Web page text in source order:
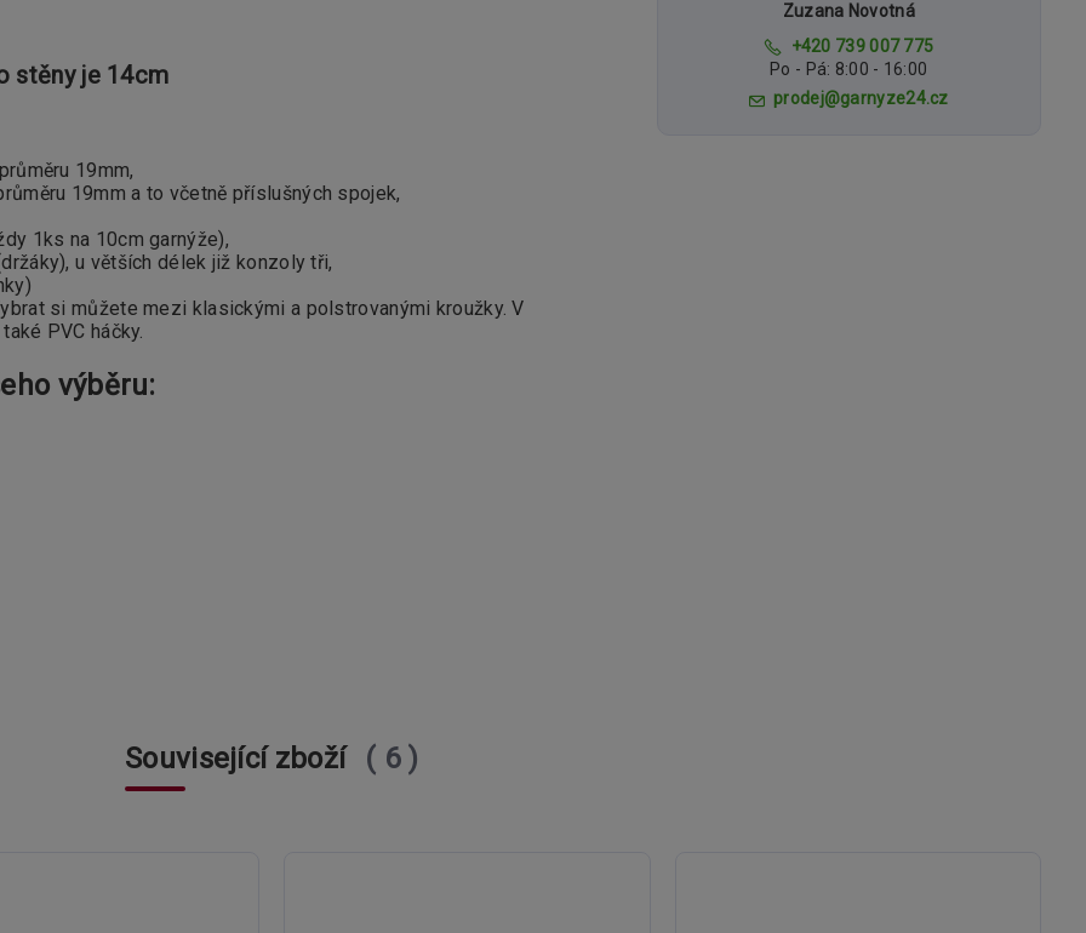
stěny je 14cm
19mm,
19mm a to včetně příslušných spojek,
1ks na 10cm garnýže),
u větších délek již konzoly tři,
si můžete mezi klasickými a polstrovanými kroužky. V
PVC háčky.
výběru:
Zuzana Novotná
+420 739 007 775
Po - Pá: 8:00 - 16:00
prodej@garnyze24.cz
Související zboží 6